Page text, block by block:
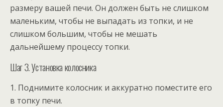
размеру вашей печи. Он должен быть не слишком
маленьким, чтобы не выпадать из топки, и не
слишком большим, чтобы не мешать
дальнейшему процессу топки.
Шаг 3. Установка колосника
1. Поднимите колосник и аккуратно поместите его
в топку печи.